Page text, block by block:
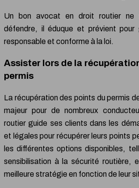
Un bon avocat en droit routier ne
défendre, il éduque et prévient pour
responsable et conforme à la loi.
Assister lors de la
permis
La récupération des points du permis
majeur pour de nombreux
routier guide ses clients dans les
et légales pour récupérer leurs points
les différentes options disponibles,
sensibilisation à la sécurité routière,
meilleure stratégie en fonction de leur